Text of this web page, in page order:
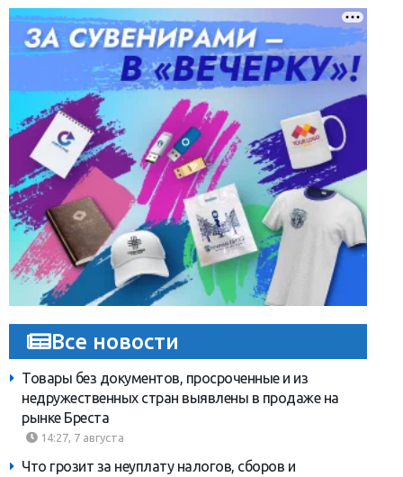
Все новости
Товары без документов, просроченные и из
недружественных стран выявлены в продаже на
рынке Бреста
14:27, 7 августа
Что грозит за неуплату налогов, сборов и